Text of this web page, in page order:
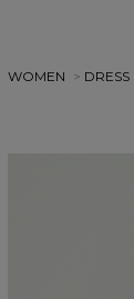
WOMEN > DRESS